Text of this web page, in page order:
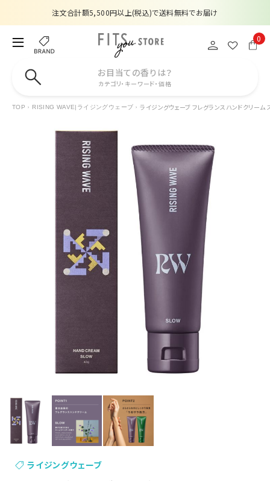
注文合計額5,500円以上(税込)で送料無料でお届け
夏季休業のお知らせ
【数量限定】購入金額6,000円(税込)以上で香水サンプルプレゼント
注文合計額5,500円以上(税込)で送料無料でお届け
0
お目当ての香りは？
カテゴリ・キーワード・価格
TOP RISING WAVE|ライジングウェーブ ライジングウェーブ フレグランスハンドクリーム
ライジングウェーブ